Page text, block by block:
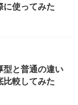
に使ってみた
型と普通の違い
比較してみた